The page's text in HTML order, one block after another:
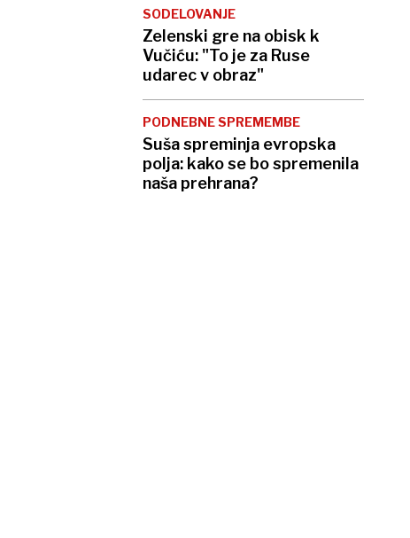
SODELOVANJE
Zelenski gre na obisk k
Vučiću: "To je za Ruse
udarec v obraz"
PODNEBNE SPREMEMBE
Suša spreminja evropska
polja: kako se bo spremenila
naša prehrana?